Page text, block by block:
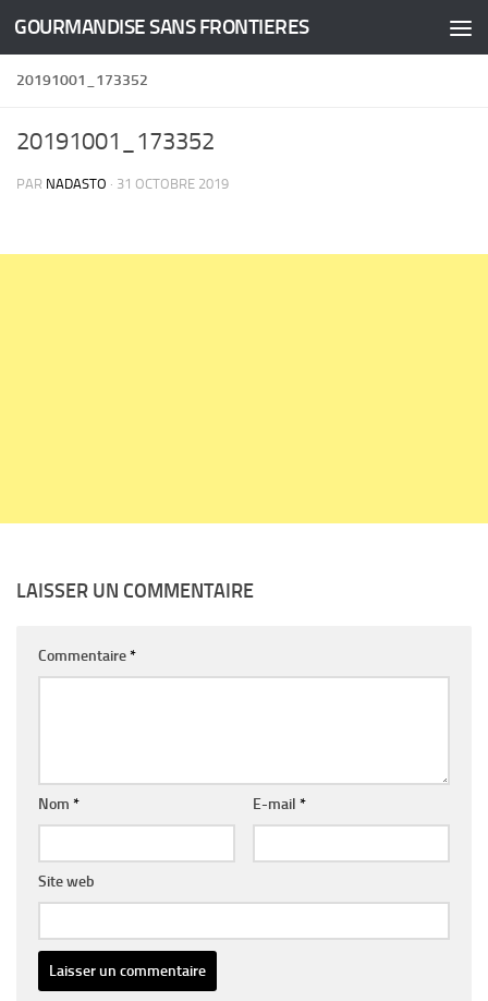
Skip to content
GOURMANDISE SANS FRONTIERES
20191001_173352
20191001_173352
PAR NADASTO · 31 OCTOBRE 2019
LAISSER UN COMMENTAIRE
Commentaire*
Nom * E-mail *
Site web